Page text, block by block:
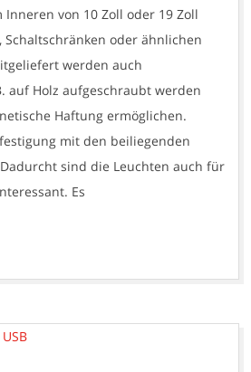
von 10 Zoll oder 19 Zoll
Schaltschränken oder ähnlichen
werden auch
auf Holz aufgeschraubt werden
Haftung ermöglichen.
mit den beiliegenden
sind die Leuchten auch für
Es